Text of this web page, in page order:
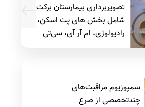
تصویربرداری بیمارستان برکت
شامل بخش های پت اسکن،
رادیولوژی، ام آر آی، سی‌تی
سمپوزیوم مراقبت‌های
چند‌تخصصی از صرع